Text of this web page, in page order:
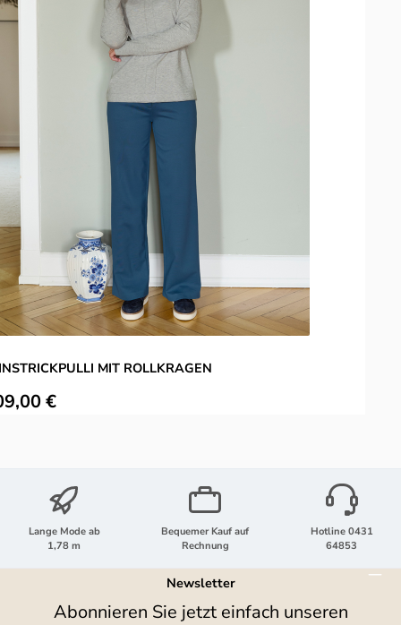
MIT ROLLKRAGEN
Preis:
€
Lange Mode ab
1,78 m
Bequemer Kauf auf
Rechnung
Hotline 0431
64853
Newsletter
Abonnieren Sie jetzt einfach unseren